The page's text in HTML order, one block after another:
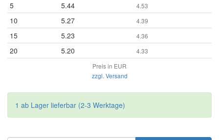
5 5.44 4.53
10 5.27 4.39
15 5.23 4.36
20 5.20
4.33
Preis in EUR
zzgl. Versand
1 ab Lager lieferbar (2-3 Werktage)